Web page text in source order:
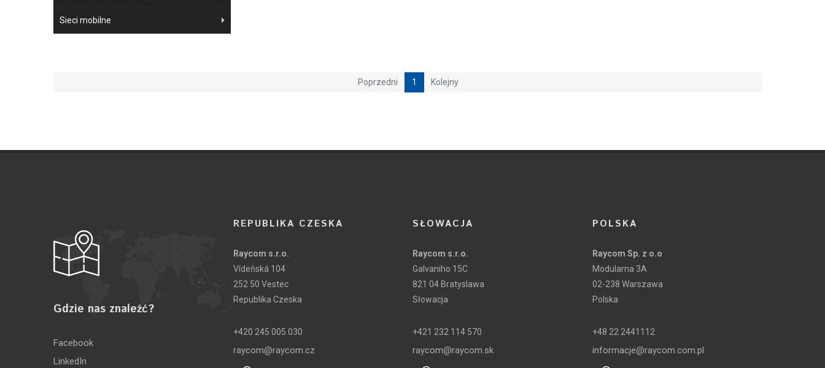
Sieci mobilne
Poprzedni 1 Kolejny
Gdzie nas znaleźć?
Facebook
LinkedIn
REPUBLIKA CZESKA
Raycom s.r.o.
Vídeňská 104
252 50 Vestec
Republika Czeska
+420 245 005 030
raycom@raycom.cz
SŁOWACJA
Raycom s.r.o.
Galvaniho 15C
821 04 Bratyslawa
Słowacja
+421 232 114 570
raycom@raycom.sk
POLSKA
Raycom Sp. z o.o
Modularna 3A
02-238 Warszawa
Polska
+48 22 2441112
informacje@raycom.com.pl